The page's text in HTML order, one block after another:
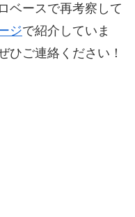
ベースで再考察して
ジで紹介していま
ひご連絡ください！